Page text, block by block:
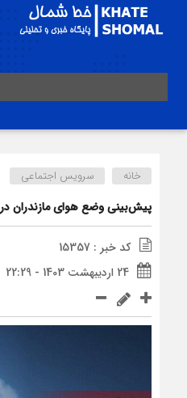
خانه سرویس اجتماعی
پیش‌بینی وضع هوای مازندران در ۶ روز آینده
کد خبر : 15357
24 اردیبهشت 1403 - 22:29